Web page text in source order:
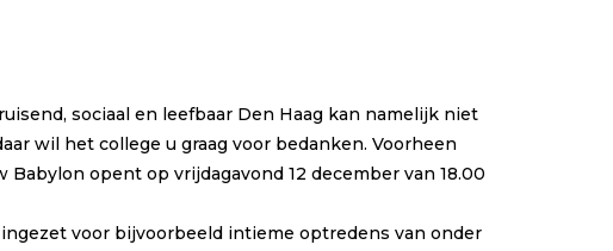
sociaal en leefbaar Den Haag kan namelijk niet
wil het college u graag voor bedanken. Voorheen
opent op vrijdagavond 12 december van 18.00
voor bijvoorbeeld intieme optredens van onder